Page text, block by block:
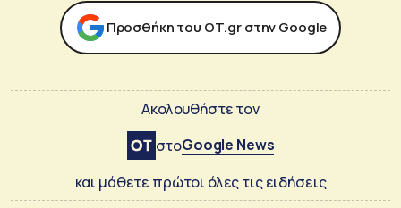
Προσθήκη του ΟΤ.gr στην Google
Ακολουθήστε τον
στοGoogle News
και μάθετε πρώτοι όλες τις ειδήσεις